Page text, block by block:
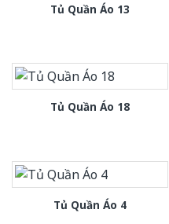
Tủ Quần Áo 13
Tủ Quần Áo 18
Tủ Quần Áo 4